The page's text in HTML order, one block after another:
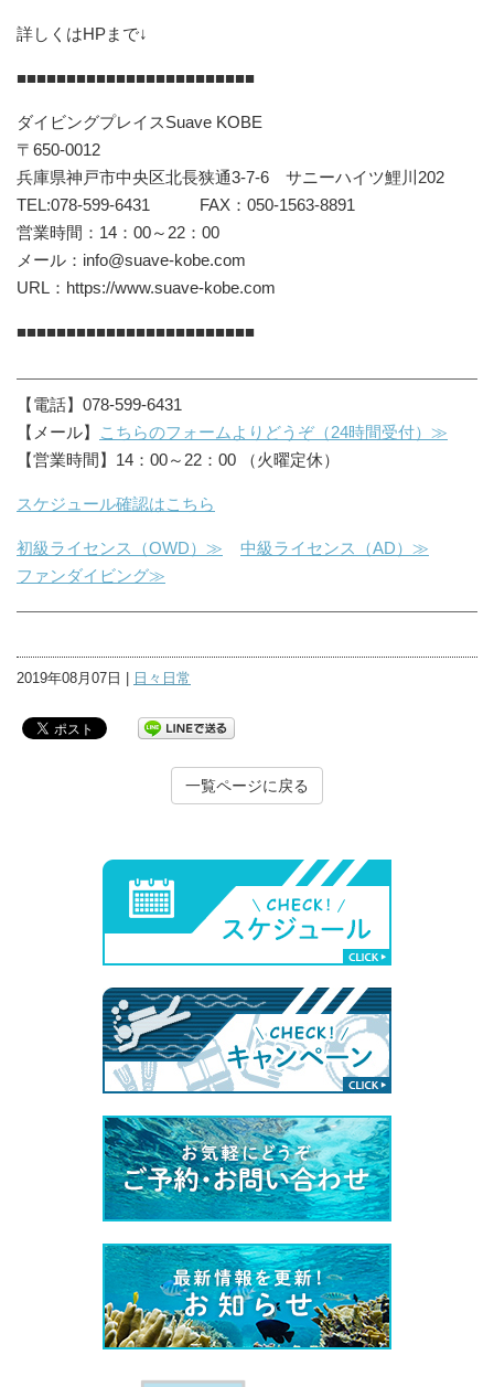
詳しくはHPまで↓
■■■■■■■■■■■■■■■■■■■■■■■■
ダイビングプレイスSuave KOBE
〒650-0012
兵庫県神戸市中央区北長狭通3-7-6 サニーハイツ鯉川202
TEL:078-599-6431 FAX：050-1563-8891
営業時間：14：00～22：00
メール：info@suave-kobe.com
URL：https://www.suave-kobe.com
■■■■■■■■■■■■■■■■■■■■■■■■
【電話】078-599-6431
【メール】
こちらのフォームよりどうぞ（24時間受付）≫
【営業時間】14：00～22：00 （火曜定休）
スケジュール確認はこちら
初級ライセンス（OWD）≫
中級ライセンス（AD）≫
ファンダイビング≫
2019年08月07日 | 日々日常
一覧ページに戻る